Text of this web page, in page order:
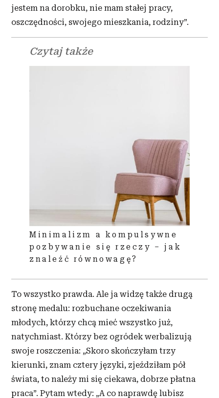
jestem na dorobku, nie mam stałej pracy,
oszczędności, swojego mieszkania, rodziny”.
Czytaj także
Minimalizm a kompulsywne
pozbywanie się rzeczy – jak
znaleźć równowagę?
To wszystko prawda. Ale ja widzę także drugą
stronę medalu: rozbuchane oczekiwania
młodych, którzy chcą mieć wszystko już,
natychmiast. Którzy bez ogródek werbalizują
swoje roszczenia: „Skoro skończyłam trzy
kierunki, znam cztery języki, zjeździłam pół
świata, to należy mi się ciekawa, dobrze płatna
praca”. Pytam wtedy: „A co naprawdę lubisz